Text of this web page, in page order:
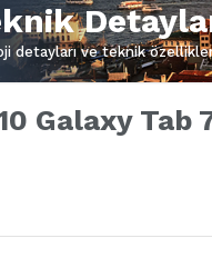
detayları ve teknik
Galaxy Tab